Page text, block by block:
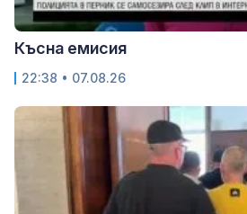
Късна емисия
22:38 • 07.08.26